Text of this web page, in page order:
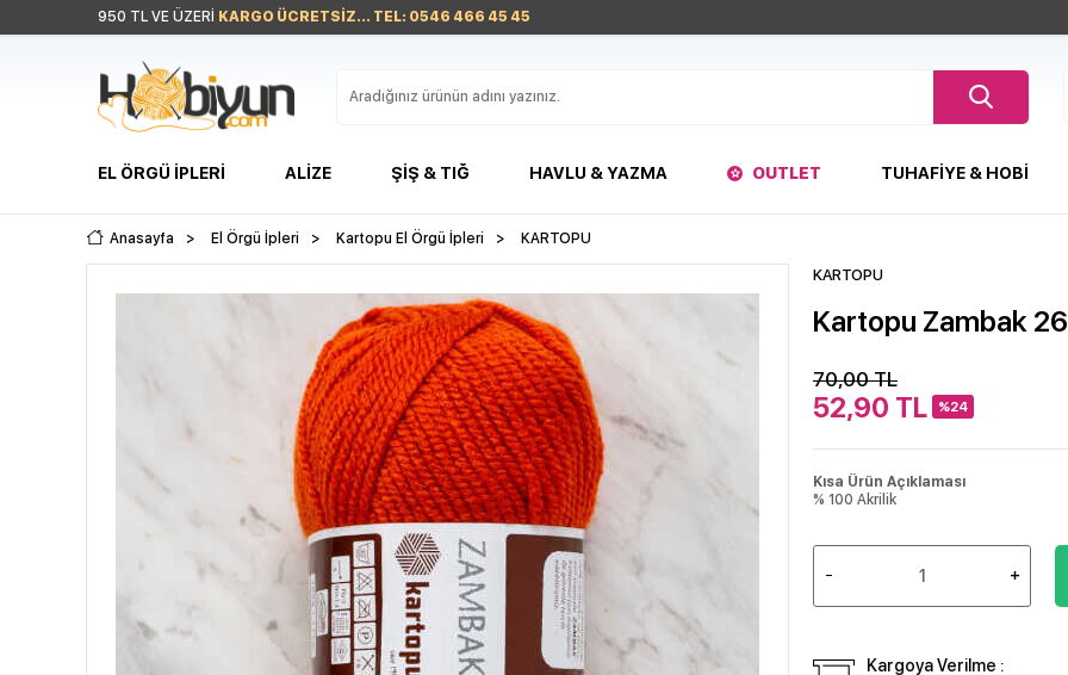
950 TL VE ÜZERİ KARGO ÜCRETSİZ... TEL: 0546 466 45 45
EL ÖRGÜ İPLERI ALIZE ŞIŞ & TIĞ HAVLU & YAZMA OUTLET TUHAFIYE & HOBI
Anasayfa > El Örgü İpleri > Kartopu El Örgü İpleri > KARTOPU
KARTOPU
Kartopu Zambak
70,00TL
52,90 TL %24
Kısa Ürün Açıklaması
% 100 Akrilik
Kargoya Verilme :